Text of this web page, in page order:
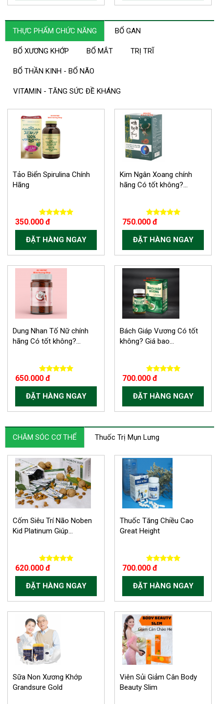
THỰC PHẨM CHỨC NĂNG BỔ GAN
BỔ XƯƠNG KHỚP BỔ MẮT TRỊ TRĨ
BỔ THẦN KINH - BỔ NÃO
VITAMIN - TĂNG SỨC ĐỀ KHÁNG
Tảo Biển Spirulina Chính
Hãng
350.000 đ
ĐẶT HÀNG NGAY
Kim Ngân Xoang chính
hãng Có tốt không?...
750.000 đ
ĐẶT HÀNG NGAY
Dung Nhan Tố Nữ chính
hãng Có tốt không?...
650.000 đ
ĐẶT HÀNG NGAY
Bách Giáp Vương Có tốt
không? Giá bao...
700.000 đ
ĐẶT HÀNG NGAY
CHĂM SÓC CƠ THỂ Thuốc Trị Mụn Lưng
Cốm Siêu Trí Não Noben
Kid Platinum Giúp...
620.000 đ
ĐẶT HÀNG NGAY
Thuốc Tăng Chiều Cao
Great Height
700.000 đ
ĐẶT HÀNG NGAY
Sữa Non Xương Khớp
Grandsure Gold
Viên Sủi Giảm Cân Body
Beauty Slim